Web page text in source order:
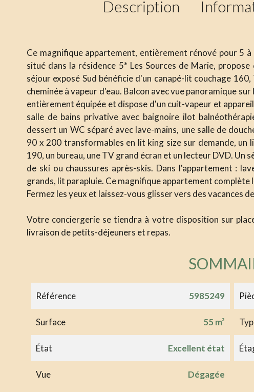
Description
Ce magnifique appartement, entièrement rénové pour 5
situé dans la résidence 5* Les Sources de Marie,
séjour exposé Sud bénéficie d'un canapé-lit couchage
cheminée à vapeur d'eau. Balcon avec vue panoramique
entièrement équipée et dispose d'un cuit-vapeur et
salle de bains privative avec baignoire ilot
dessert un WC séparé avec lave-mains, une salle de
90 x 200 transformables en lit king size sur demande, un
190, un bureau, une TV grand écran et un lecteur DVD.
de ski ou chaussures après-skis. Dans l'appartement :
grands, lit parapluie. Ce magnifique appartement complète
Fermez les yeux et laissez-vous glisser vers des vacances
Votre conciergerie se tiendra à votre disposition sur
livraison de petits-déjeuners et repas.
Référence 5985249
Surface 55 m²
État Excellent état
Vue Dégagée